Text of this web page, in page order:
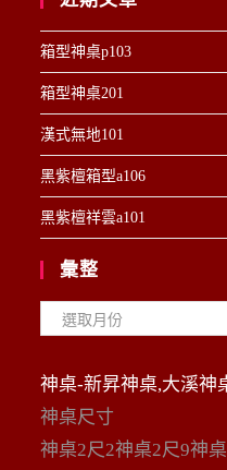
箱型神桌p103
箱型神桌201
漢式無地101
黑紫檀箱型a106
黑紫檀祥雲a101
彙整
神桌-新昇神桌,大溪神
神桌尺寸
神桌2尺2神桌2尺9神